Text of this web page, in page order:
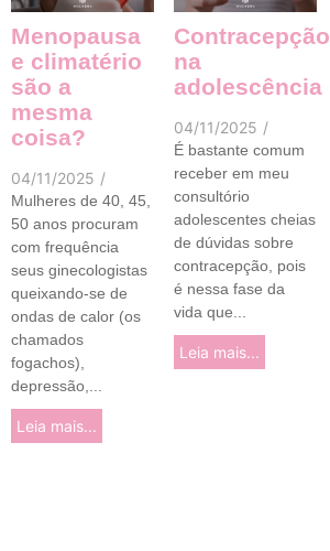
Menopausa
e climatério
são a
mesma
coisa?
04/11/2025 /
Mulheres de 40, 45,
50 anos procuram
com frequência
seus ginecologistas
queixando-se de
ondas de calor (os
chamados
fogachos),
depressão,...
Leia mais...
Contracepção
na
adolescência
04/11/2025 /
É bastante comum
receber em meu
consultório
adolescentes cheias
de dúvidas sobre
contracepção, pois
é nessa fase da
vida que...
Leia mais...